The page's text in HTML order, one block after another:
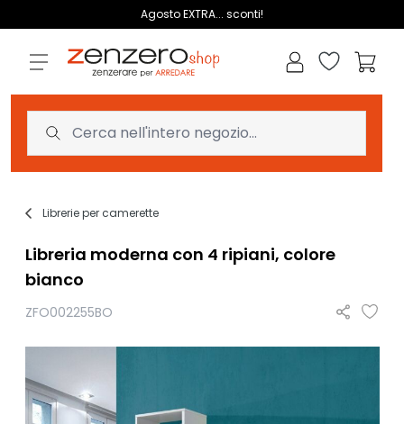
Agosto EXTRA... sconti!
Lista dei
Librerie per camerette
Libreria moderna con 4 ripiani, colore
bianco
ZFO002255BO